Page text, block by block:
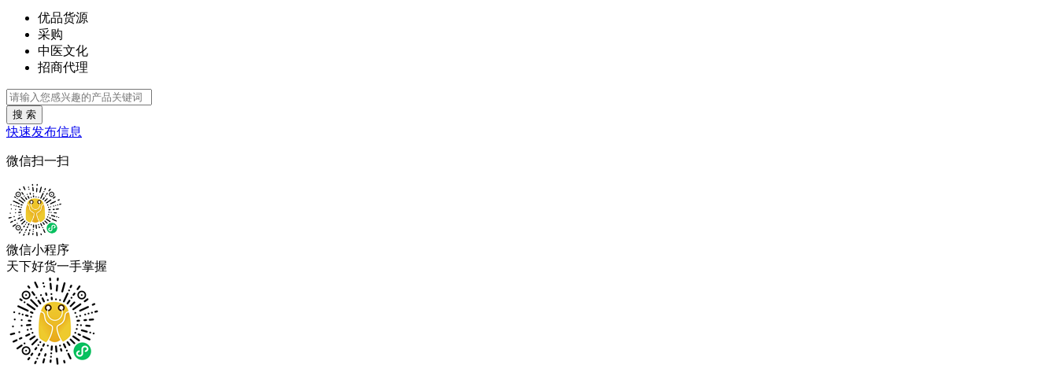
优品货源
采购
中医文化
招商代理
搜 索
快速发布信息
微信扫一扫
微信小程序
天下好货一手掌握